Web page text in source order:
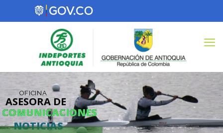
OFICINA
COMUNICACIONES
NOTICIAS
ASESORA DE
COMUNICACIONES